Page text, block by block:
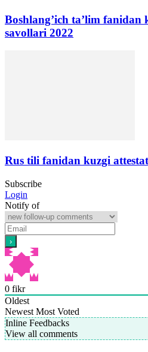
Boshlang’ich ta’lim fanidan
savollari 2022
Rus tili fanidan kuzgi
Subscribe
Login
Notify of
0 fikr
Oldest
Newest Most Voted
Inline Feedbacks
View all comments